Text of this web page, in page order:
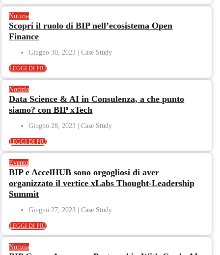
Notizia
Scopri il ruolo di BIP nell’ecosistema Open
Finance
Giugno 30, 2023
LEGGI DI PIÙ
Notizia
Data Science & AI in Consulenza, a che punto
siamo? con BIP xTech
Giugno 28, 2023
LEGGI DI PIÙ
Evento
BIP e AccelHUB sono orgogliosi di aver
organizzato il vertice xLabs Thought-Leadership
Summit
Giugno 27, 2023
LEGGI DI PIÙ
Notizia